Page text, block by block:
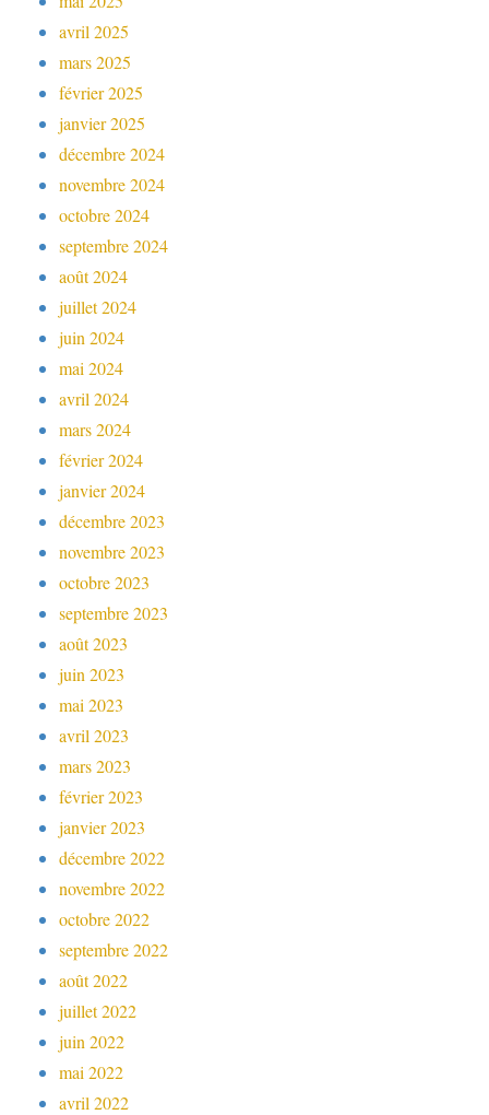
avril 2025
mars 2025
février 2025
janvier 2025
décembre 2024
novembre 2024
octobre 2024
septembre 2024
août 2024
juillet 2024
juin 2024
mai 2024
avril 2024
mars 2024
février 2024
janvier 2024
décembre 2023
novembre 2023
octobre 2023
septembre 2023
août 2023
juin 2023
mai 2023
avril 2023
mars 2023
février 2023
janvier 2023
décembre 2022
novembre 2022
octobre 2022
septembre 2022
août 2022
juillet 2022
juin 2022
mai 2022
avril 2022